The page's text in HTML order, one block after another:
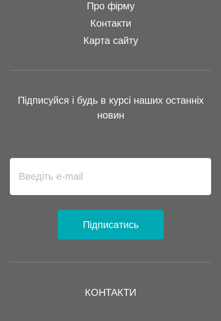
КОНТАКТИ
Про фірму
Контакти
Карта сайту
Підписуйся і будь в курсі наших останніх
новин
Підписатись